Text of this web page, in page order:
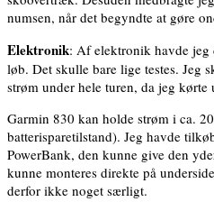
numsen, når det begyndte at gøre
Elektronik: Af elektronik havde jeg
løb. Det skulle bare lige testes. Jeg
strøm under hele turen, da jeg kørte
Garmin 830 kan holde strøm i ca.
batterisparetilstand). Jeg havde
PowerBank, den kunne give den
kunne monteres direkte på
derfor ikke noget særligt.